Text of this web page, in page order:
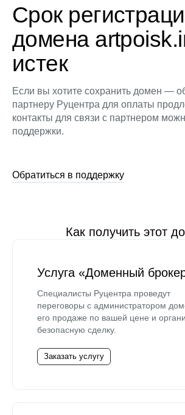
Срок
домена
истек
Если вы хотите сохранить домен —
партнеру Руцентра для оплаты
контакты для связи с партнером
поддержки.
Обратиться в поддержку
Как получить этот
Услуга «Доменный
Специалисты Руцентра проведут
переговоры с администратором
его продаже по вашей цене и
безопасную сделку.
Заказать услугу